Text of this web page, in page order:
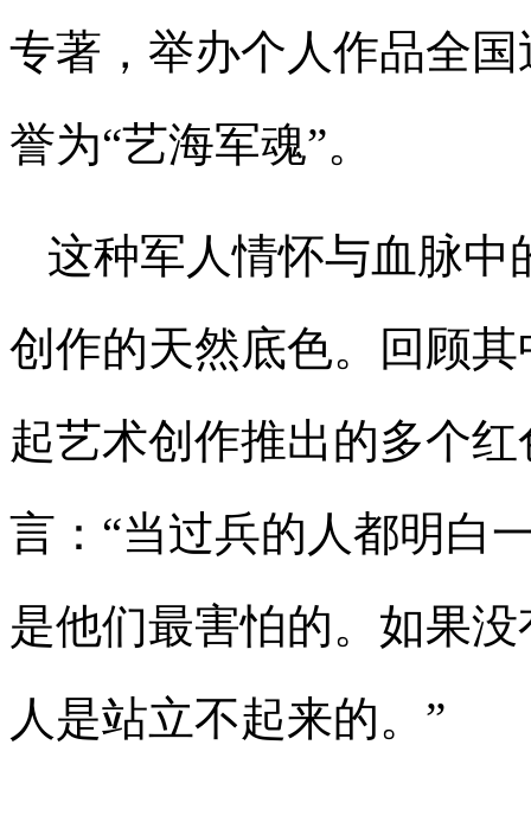
专著，举办个人作品全
誉为“艺海军魂”。
这种军人情怀与血脉中
创作的天然底色。回顾
起艺术创作推出的多个
言：“当过兵的人都明白
是他们最害怕的。如果
人是站立不起来的。”